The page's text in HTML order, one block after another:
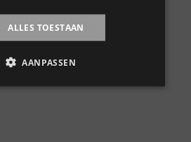
ALLES TOESTAAN
AANPASSEN